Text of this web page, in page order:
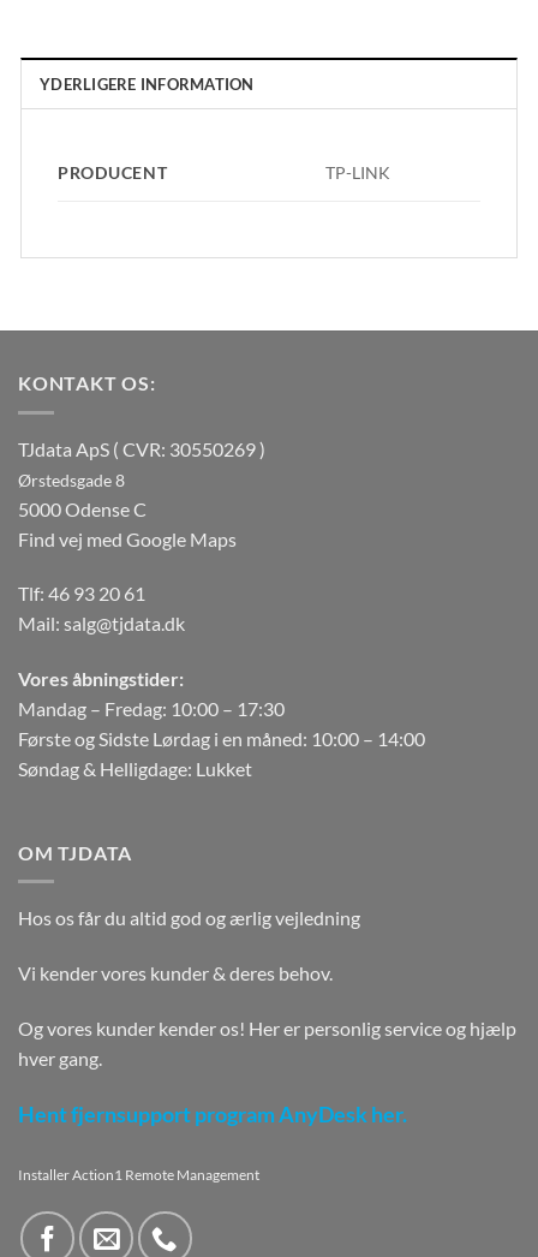
YDERLIGERE INFORMATION
PRODUCENT TP-LINK
KONTAKT OS:
TJdata ApS ( CVR: 30550269 )
Ørstedsgade 8
5000 Odense C
Find vej med Google Maps
Tlf: 46 93 20 61
Mail: salg@tjdata.dk
Vores åbningstider:
Mandag – Fredag: 10:00 – 17:30
Første og Sidste Lørdag i en måned: 10:00 – 14:00
Søndag & Helligdage: Lukket
OM TJDATA
Hos os får du altid god og ærlig vejledning
Vi kender vores kunder & deres behov.
Og vores kunder kender os! Her er personlig service og hjælp
hver gang.
Hent fjernsupport program AnyDesk her.
Installer Action1 Remote Management